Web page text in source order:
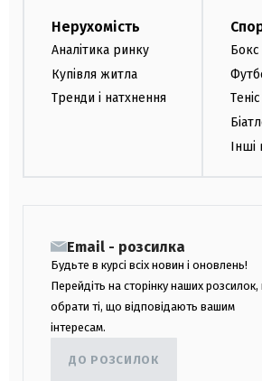
Нерухомість
Аналітика ринку
Купівля житла
Тренди і натхнення
Бокс
Теніс
Інші
Email - розсилка
Будьте в курсі всіх новин і оновлень!
Перейдіть на сторінку наших
обрати ті, що відповідають вашим
інтересам.
ДО РОЗСИЛОК